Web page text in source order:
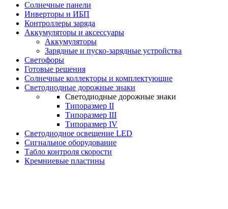
Солнечные панели
Инверторы и ИБП
Контроллеры заряда
Аккумуляторы и аксессуары
Аккумуляторы
Зарядные и пуско-зарядные устройства
Светофоры
Готовые решения
Солнечные коллекторы и комплектующие
Светодиодные дорожные знаки
Светодиодные дорожные знаки
Типоразмер II
Типоразмер III
Типоразмер IV
Светодиодное освещение LED
Сигнальное оборудование
Табло контроля скорости
Кремниевые пластины